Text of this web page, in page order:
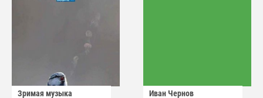
Зримая музыка Иван Чернов